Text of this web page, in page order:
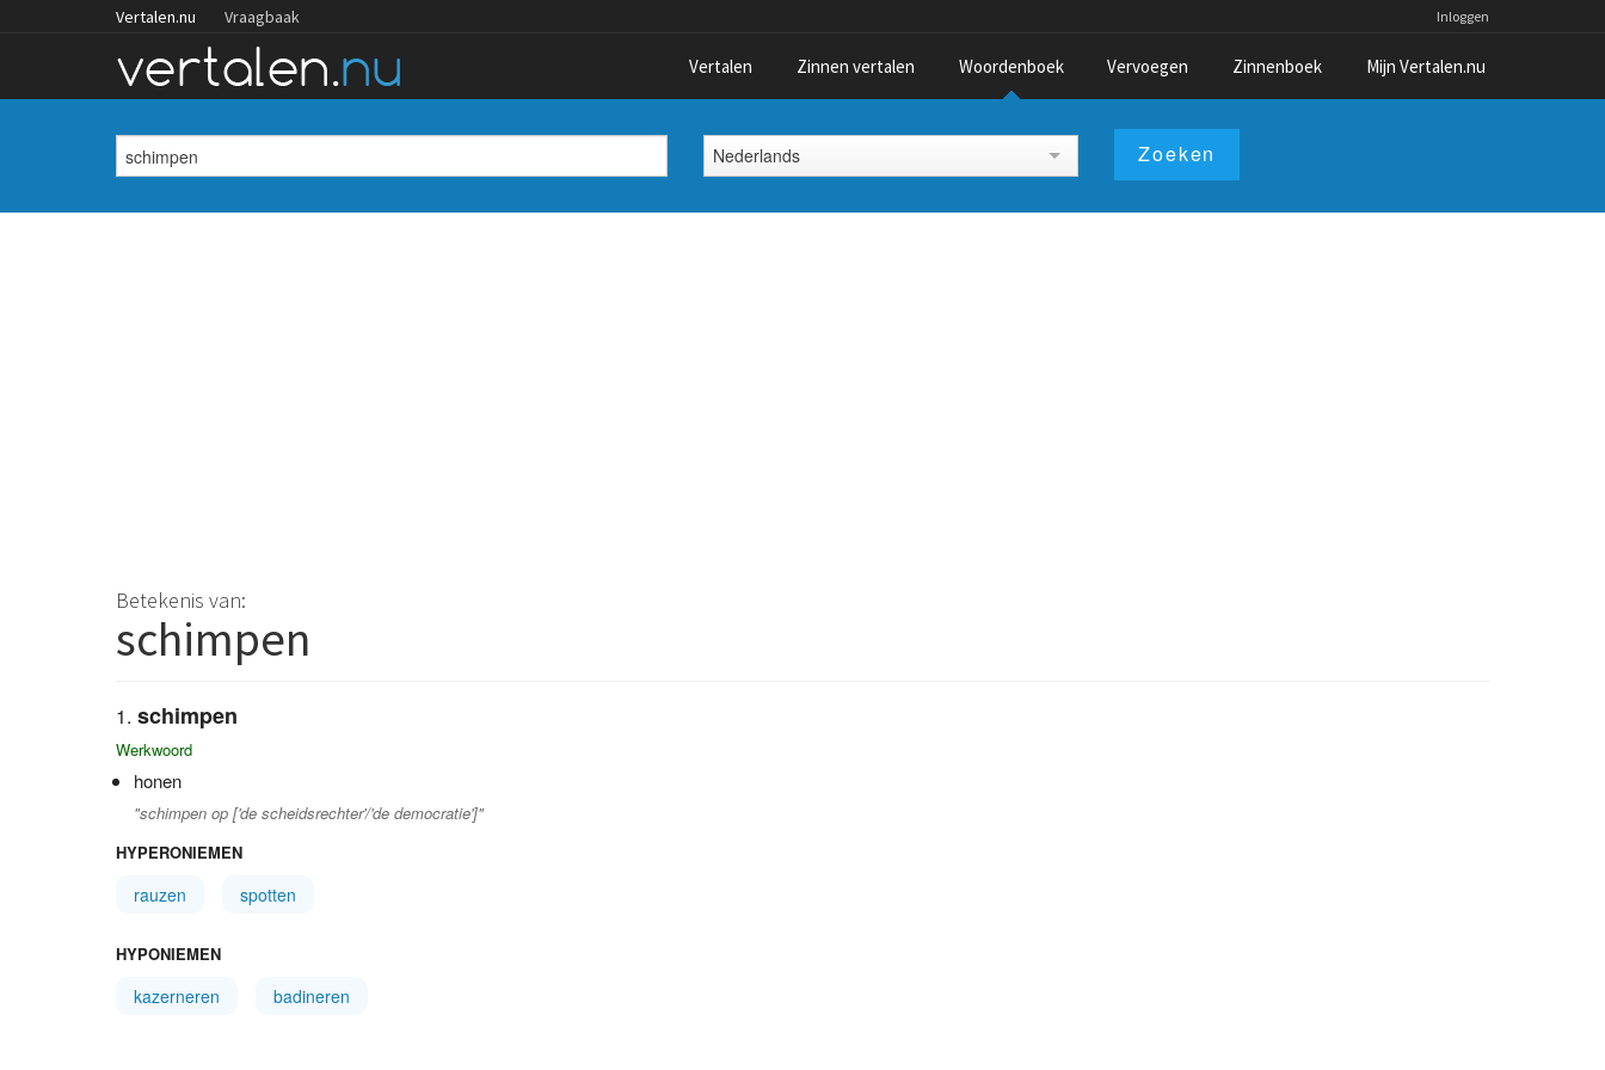
Vertalen.nu Vraagbaak Inloggen
Vertalen Zinnen vertalen Woordenboek Vervoegen Zinnenboek Mijn Vertalen.nu
Nederlands
Betekenis van:
schimpen
schimpen
Werkwoord
honen
"schimpen op ['de scheidsrechter'/'de democratie']"
HYPERONIEMEN
rauzen spotten
HYPONIEMEN
kazerneren badineren